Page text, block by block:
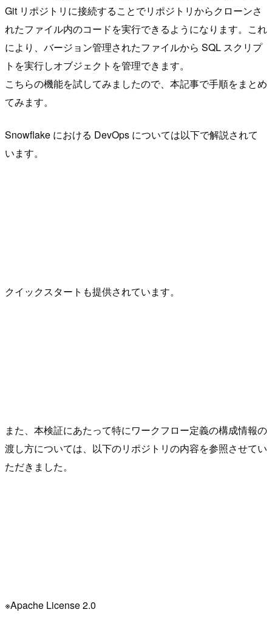
Git リポジトリに接続することでリポジトリからクローンさ
れたファイル内のコードを実行できるようになります。これ
により、バージョン管理されたファイルから SQL スクリプ
トを実行しオブジェクトを管理できます。
こちらの機能を試してみましたので、本記事で手順をまとめ
てみます。
Snowflake における DevOps については以下で解説されて
います。
クイックスタートも提供されています。
また、本検証にあたって特にワークフロー定義の構成情報の
渡し方については、以下のリポジトリの内容を参照させてい
ただきました。
※Apache License 2.0